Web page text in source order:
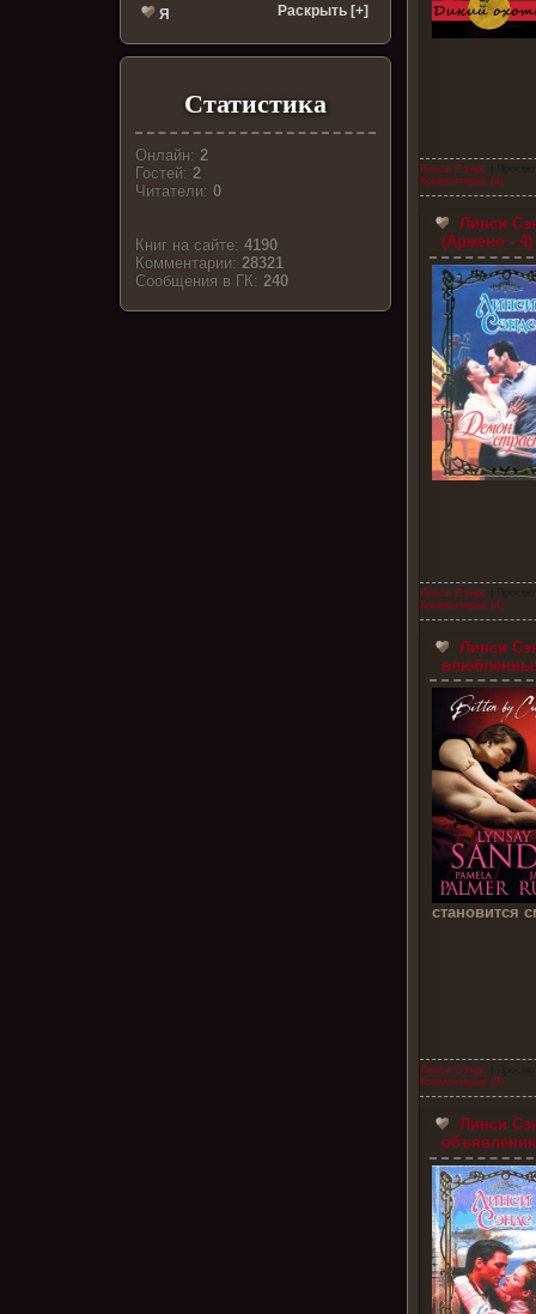
Я Раскрыть [+]
Статистика
Онлайн:2
Гостей:2
Читатели:0
Книг на сайте:4190
Комментарии:28321
Cообщения в ГК:240
Линси Сэндс
Комментарии (4)
Линси
(Аржено - 4)
Линси Сэндс
Комментарии (4)
Линси
становится
Линси Сэндс
Комментарии (3)
Линси